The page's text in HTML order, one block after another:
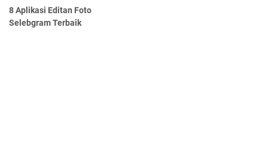
8 Aplikasi Editan Foto
Selebgram Terbaik